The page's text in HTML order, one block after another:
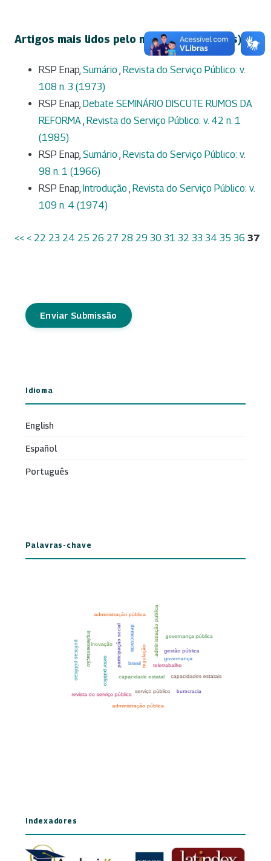
Artigos mais lidos pelo mesmo(s) autor(es)
RSP Enap, Sumário , Revista do Serviço Público: v.
108 n. 3 (1973)
RSP Enap, Debate SEMINÁRIO DISCUTE RUMOS DA
REFORMA, Revista do Serviço Público: v. 42 n. 1
(1985)
RSP Enap, Sumário , Revista do Serviço Público: v.
98 n. 1 (1966)
RSP Enap, Introdução , Revista do Serviço Público: v.
109 n. 4 (1974)
<< < 22 23 24 25 26 27 28 29 30 31 32 33 34 35 36 37
Enviar Submissão
Idioma
English
Español
Português
Palavras-chave
Indexadores